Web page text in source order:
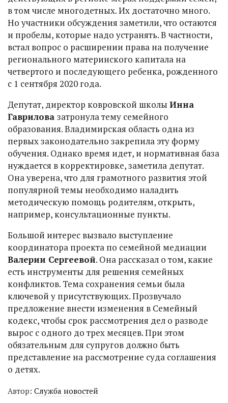
в том числе многодетных. Их достаточно много.
Но участники обсуждения заметили, что остаются
и пробелы, которые надо устранять. В частности,
встал вопрос о расширении права на получение
регионального материнского капитала на
четвертого и последующего ребенка, рожденного
с 1 сентября 2020 года.
Депутат, директор ковровской школы Инна
Гаврилова затронула тему семейного
образования. Владимирская область одна из
первых законодательно закрепила эту форму
обучения. Однако время идет, и нормативная база
нуждается в корректировке, заметила депутат.
Она уверена, что для грамотного развития этой
популярной темы необходимо наладить
методическую помощь родителям, открыть,
например, консультационные пункты.
Большой интерес вызвало выступление
координатора проекта по семейной медиации
Валерии Сергеевой. Она рассказал о том, какие
есть инструменты для решения семейных
конфликтов. Тема сохранения семьи была
ключевой у присутствующих. Прозвучало
предложение внести изменения в Семейный
кодекс, чтобы срок рассмотрения дел о разводе
вырос с одного до трех месяцев. При этом
обязательным для супругов должно быть
представление на рассмотрение суда соглашения
о детях.
Автор: Служба новостей